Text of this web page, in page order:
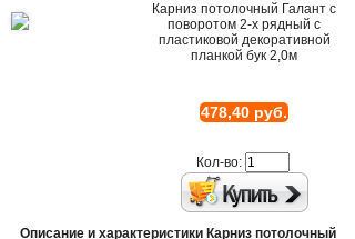
Карниз потолочный Галант с
поворотом 2-х рядный с
пластиковой декоративной
планкой бук 2,0м
478,40 руб.
Кол-во:
Описание и характеристики Карниз потолочный